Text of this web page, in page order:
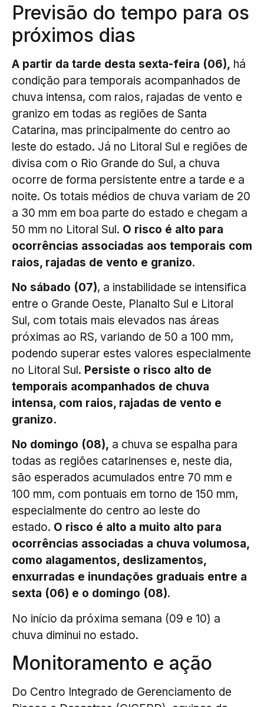
Previsão do tempo para os
próximos dias
A partir da tarde desta sexta-feira (06), há
condição para temporais acompanhados de
chuva intensa, com raios, rajadas de vento e
granizo em todas as regiões de Santa
Catarina, mas principalmente do centro ao
leste do estado. Já no Litoral Sul e regiões de
divisa com o Rio Grande do Sul, a chuva
ocorre de forma persistente entre a tarde e a
noite. Os totais médios de chuva variam de 20
a 30 mm em boa parte do estado e chegam a
50 mm no Litoral Sul. O risco é alto para
ocorrências associadas aos temporais com
raios, rajadas de vento e granizo.
No sábado (07), a instabilidade se intensifica
entre o Grande Oeste, Planalto Sul e Litoral
Sul, com totais mais elevados nas áreas
próximas ao RS, variando de 50 a 100 mm,
podendo superar estes valores especialmente
no Litoral Sul. Persiste o risco alto de
temporais acompanhados de chuva
intensa, com raios, rajadas de vento e
granizo.
No domingo (08), a chuva se espalha para
todas as regiões catarinenses e, neste dia,
são esperados acumulados entre 70 mm e
100 mm, com pontuais em torno de 150 mm,
especialmente do centro ao leste do
estado. O risco é alto a muito alto para
ocorrências associadas a chuva volumosa,
como alagamentos, deslizamentos,
enxurradas e inundações graduais entre a
sexta (06) e o domingo (08).
No início da próxima semana (09 e 10) a
chuva diminui no estado.
Monitoramento e ação
Do Centro Integrado de Gerenciamento de